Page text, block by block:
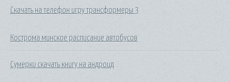
Скачать на телефон игру трансформеры 3
Кострома минское расписание автобусов
Сумерки скачать книгу на андроид